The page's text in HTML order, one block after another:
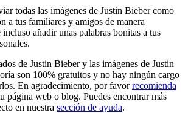
todas las imágenes de Justin Bieber como
a tus familiares y amigos de manera
añadir unas palabras bonitas a tus
de Justin Bieber y las imágenes de Justin
son 100% gratuitos y no hay ningún cargo
En agradecimiento, por favorrecomienda
página web o blog. Puedes encontrar más
en nuestra sección de ayuda.